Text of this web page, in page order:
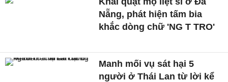
Nẵng, phát hiện tấm bia
khắc dòng chữ 'NG T TRO'
Manh mối vụ sát hại 5
người ở Thái Lan từ lời kể